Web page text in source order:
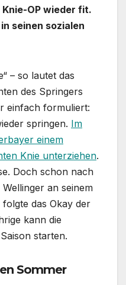
OP wieder fit.
seinen sozialen
– so lautet das
des Springers
einfach formuliert:
springen. Im
einem
Knie unterziehen.
Doch schon nach
an seinem
das Okay der
kann die
starten.
Sommer